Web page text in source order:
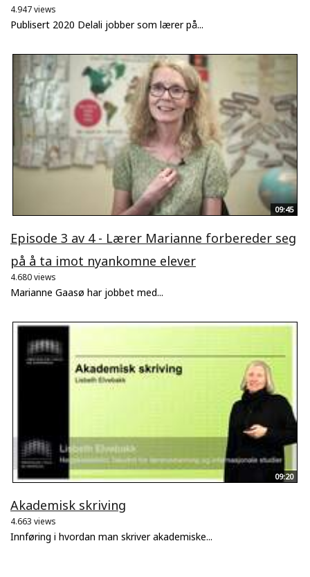
4.947 views
Publisert 2020 Delali jobber som lærer på...
09:45
Episode 3 av 4 - Lærer Marianne forbereder seg
på å ta imot nyankomne elever
4.680 views
Marianne Gaasø har jobbet med...
09:20
Akademisk skriving
4.663 views
Innføring i hvordan man skriver akademiske...